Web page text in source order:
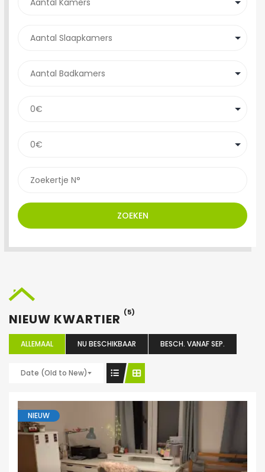
ZOEKEN
NIEUW KWARTIER (5)
ALLEMAAL NU BESCHIKBAAR BESCH. VANAF SEP.
Date (Old to New)
NIEUW